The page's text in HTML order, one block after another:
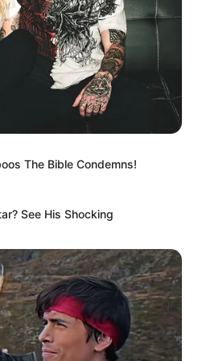
aprovou moção de autoria do
que parabeniza o fotógrafo
classificação da foto “Sombra
internacional nos Estados
The Bible Condemns!
See His Shocking